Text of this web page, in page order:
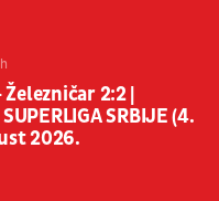
2:2 |
SRBIJE (4.
2026.